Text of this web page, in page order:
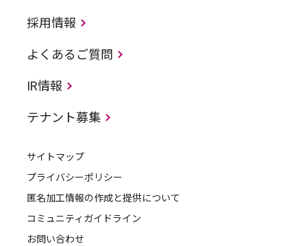
採用情報
よくあるご質問
IR情報
テナント募集
サイトマップ
プライバシーポリシー
匿名加工情報の作成と提供について
コミュニティガイドライン
お問い合わせ